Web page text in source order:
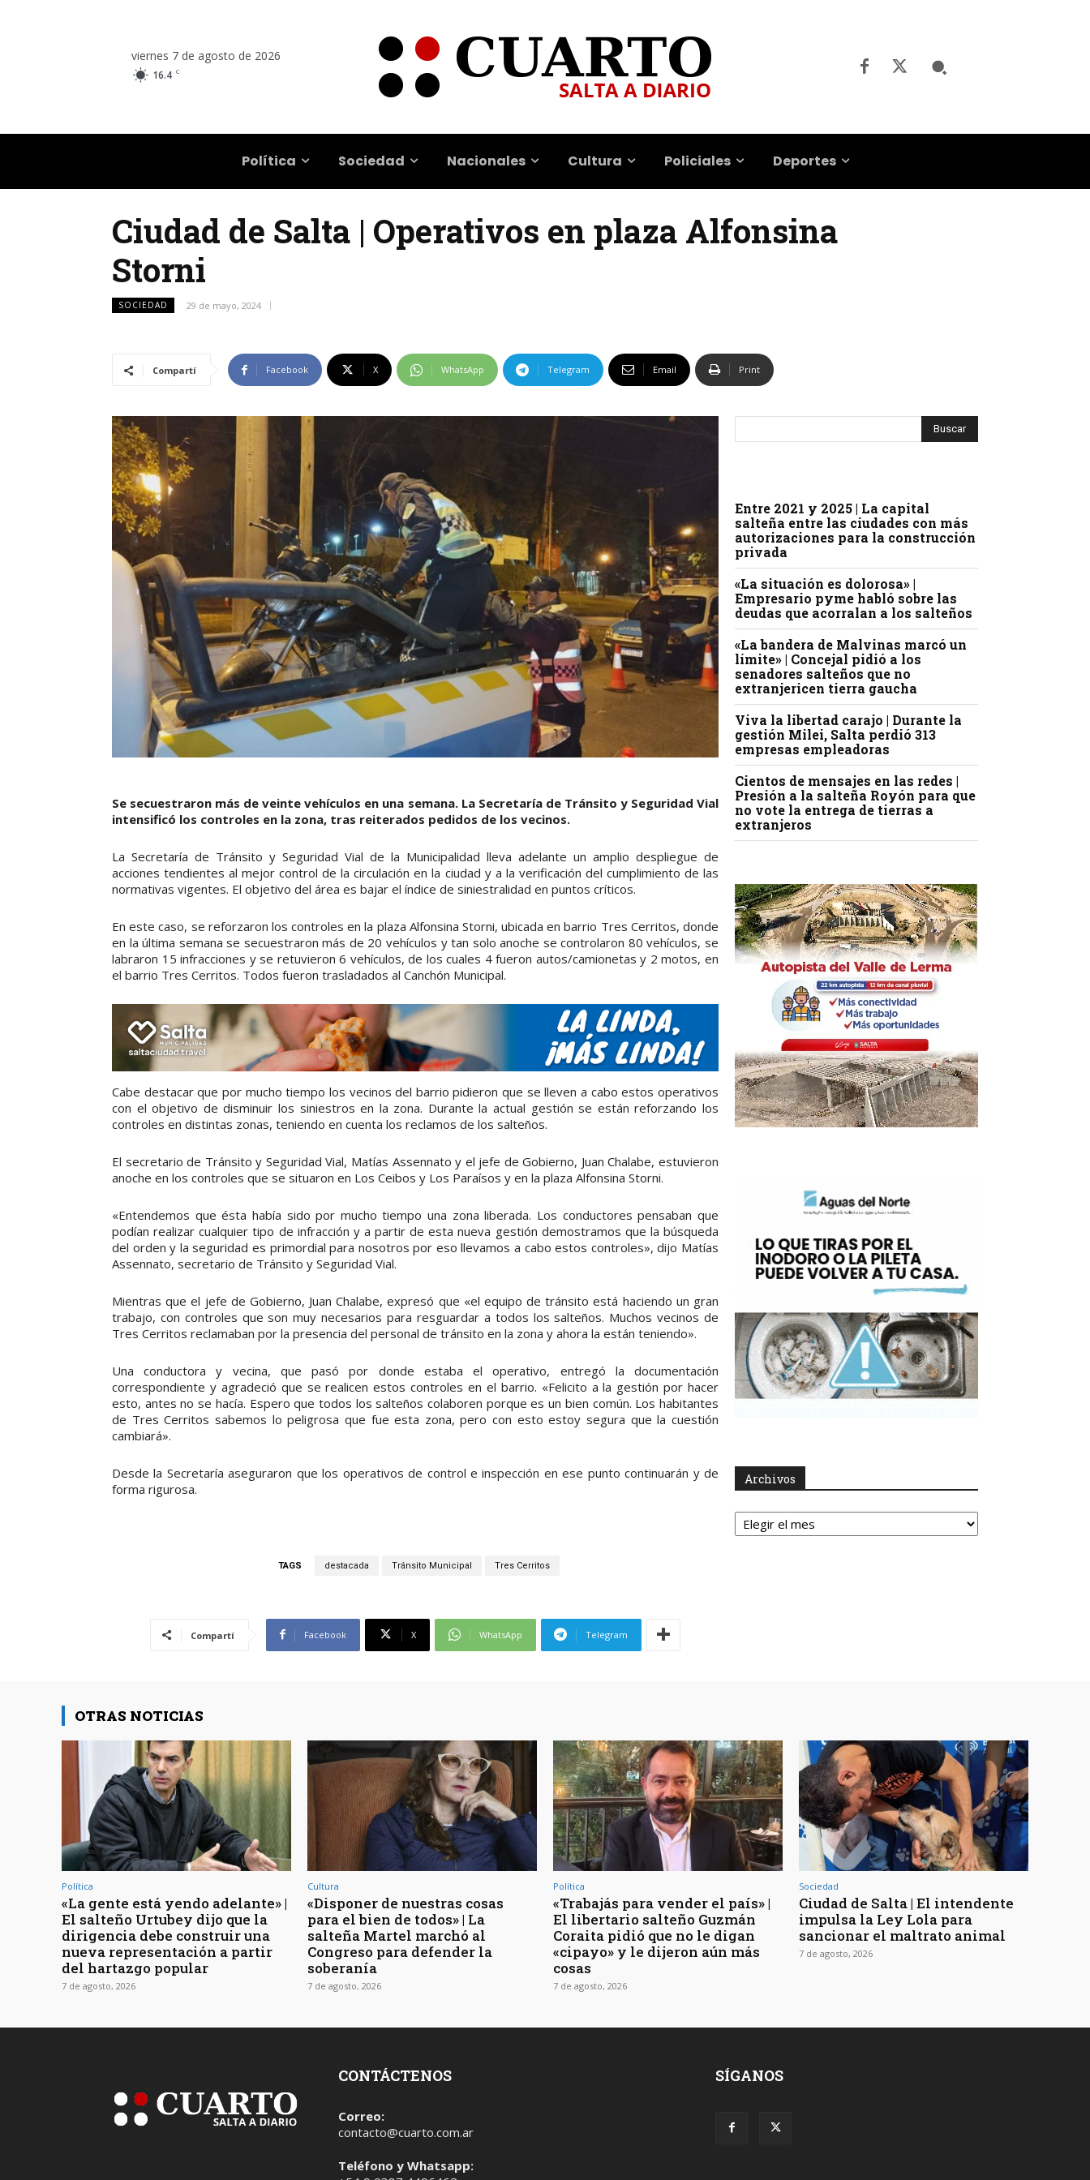
viernes 7 de agosto de 2026
16.4 C
Política Sociedad Nacionales Cultura Policiales Deportes
Ciudad de Salta | Operativos en plaza Alfonsina
Storni
SOCIEDAD 29 de mayo, 2024
Compartí Facebook X WhatsApp Telegram Email Print
Se secuestraron más de veinte vehículos en una semana. La Secretaría de Tránsito y Seguridad Vial
intensificó los controles en la zona, tras reiterados pedidos de los vecinos.
La Secretaría de Tránsito y Seguridad Vial de la Municipalidad lleva adelante un amplio despliegue de
acciones tendientes al mejor control de la circulación en la ciudad y a la verificación del cumplimiento de las
normativas vigentes. El objetivo del área es bajar el índice de siniestralidad en puntos críticos.
En este caso, se reforzaron los controles en la plaza Alfonsina Storni, ubicada en barrio Tres Cerritos, donde
en la última semana se secuestraron más de 20 vehículos y tan solo anoche se controlaron 80 vehículos, se
labraron 15 infracciones y se retuvieron 6 vehículos, de los cuales 4 fueron autos/camionetas y 2 motos, en
el barrio Tres Cerritos. Todos fueron trasladados al Canchón Municipal.
Cabe destacar que por mucho tiempo los vecinos del barrio pidieron que se lleven a cabo estos operativos
con el objetivo de disminuir los siniestros en la zona. Durante la actual gestión se están reforzando los
controles en distintas zonas, teniendo en cuenta los reclamos de los salteños.
El secretario de Tránsito y Seguridad Vial, Matías Assennato y el jefe de Gobierno, Juan Chalabe, estuvieron
anoche en los controles que se situaron en Los Ceibos y Los Paraísos y en la plaza Alfonsina Storni.
«Entendemos que ésta había sido por mucho tiempo una zona liberada. Los conductores pensaban que
podían realizar cualquier tipo de infracción y a partir de esta nueva gestión demostramos que la búsqueda
del orden y la seguridad es primordial para nosotros por eso llevamos a cabo estos controles», dijo Matías
Assennato, secretario de Tránsito y Seguridad Vial.
Mientras que el jefe de Gobierno, Juan Chalabe, expresó que «el equipo de tránsito está haciendo un gran
trabajo, con controles que son muy necesarios para resguardar a todos los salteños. Muchos vecinos de
Tres Cerritos reclamaban por la presencia del personal de tránsito en la zona y ahora la están teniendo».
Una conductora y vecina, que pasó por donde estaba el operativo, entregó la documentación
correspondiente y agradeció que se realicen estos controles en el barrio. «Felicito a la gestión por hacer
esto, antes no se hacía. Espero que todos los salteños colaboren porque es un bien común. Los habitantes
de Tres Cerritos sabemos lo peligrosa que fue esta zona, pero con esto estoy segura que la cuestión
cambiará».
Desde la Secretaría aseguraron que los operativos de control e inspección en ese punto continuarán y de
forma rigurosa.
TAGS destacada Tránsito Municipal Tres Cerritos
Compartí Facebook X WhatsApp Telegram
Entre 2021 y 2025 | La capital
salteña entre las ciudades con más
autorizaciones para la construcción
privada
«La situación es dolorosa» |
Empresario pyme habló sobre las
deudas que acorralan a los salteños
«La bandera de Malvinas marcó un
límite» | Concejal pidió a los
senadores salteños que no
extranjericen tierra gaucha
Viva la libertad carajo | Durante la
gestión Milei, Salta perdió 313
empresas empleadoras
Cientos de mensajes en las redes |
Presión a la salteña Royón para que
no vote la entrega de tierras a
extranjeros
Archivos
Archivos
OTRAS NOTICIAS
Política
«La gente está yendo adelante» |
El salteño Urtubey dijo que la
dirigencia debe construir una
nueva representación a partir
del hartazgo popular
7 de agosto, 2026
Cultura
«Disponer de nuestras cosas
para el bien de todos» | La
salteña Martel marchó al
Congreso para defender la
soberanía
7 de agosto, 2026
Política
«Trabajás para vender el país» |
El libertario salteño Guzmán
Coraita pidió que no le digan
«cipayo» y le dijeron aún más
cosas
7 de agosto, 2026
Sociedad
Ciudad de Salta | El intendente
impulsa la Ley Lola para
sancionar el maltrato animal
7 de agosto, 2026
CONTÁCTENOS
Correo:
contacto@cuarto.com.ar
Teléfono y Whatsapp:
SÍGANOS